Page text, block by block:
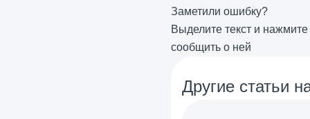
Заметили ошибку?
Выделите текст и нажмите
сообщить о ней
Другие статьи